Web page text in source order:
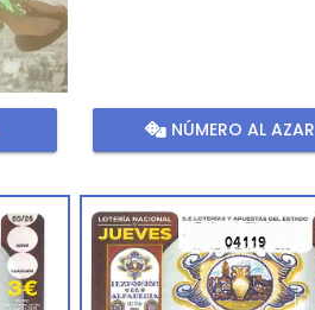
NÚMERO AL AZAR
04119